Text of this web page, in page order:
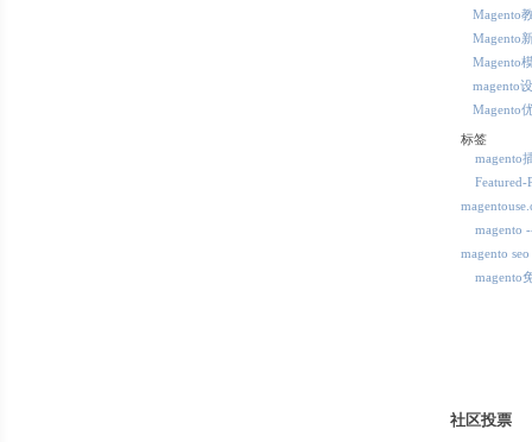
Magento
Magento
Magento
magento
Magento
标签
magento
Featured-
magento
magento seo
magento
社区投票